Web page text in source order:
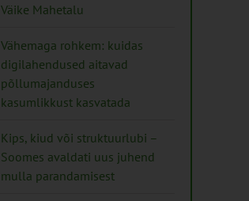
Väike Mahetalu
Vähemaga rohkem: kuidas
digilahendused aitavad
põllumajanduses
kasumlikkust kasvatada
Kips, kiud või struktuurlubi –
Soomes avaldati uus juhend
mulla parandamisest